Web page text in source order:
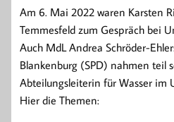
Am 6. Mai 2022 waren Karsten
Temmesfeld zum Gespräch bei
Auch MdL Andrea Schröder-
Blankenburg (SPD) nahmen teil
Abteilungsleiterin für Wasser im
Hier die Themen: